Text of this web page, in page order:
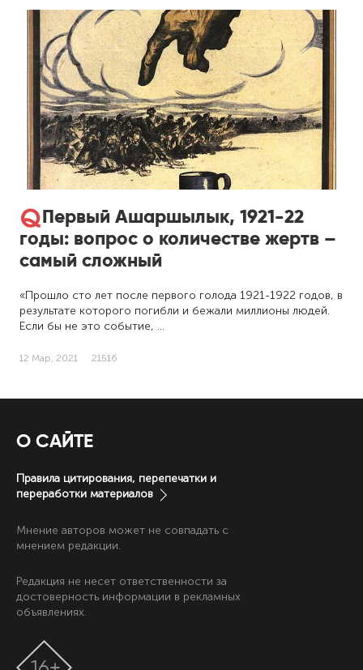
Первый Ашаршылык, 1921-22
годы: вопрос о количестве жертв –
самый сложный
«Прошло сто лет после первого голода 1921-1922 годов, в
результате которого погибли и бежали миллионы людей.
Если бы не это событие, …
12 Мар, 2021 21516
О САЙТЕ
Правила цитирования, перепечатки и
переработки материалов
Мнение авторов может не совпадать с
мнением редакции.
Редакция не несет ответственности за
достоверность информации в рекламных
объявлениях.